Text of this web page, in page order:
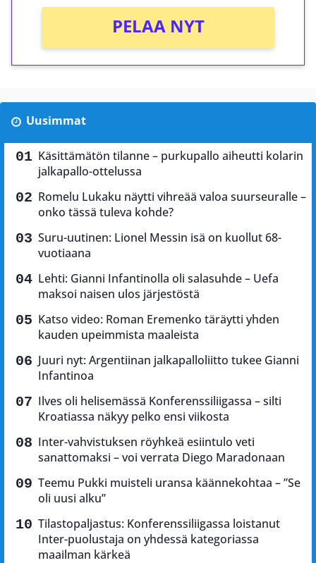
PELAA NYT
Uusimmat
Käsittämätön tilanne – purkupallo aiheutti kolarin
jalkapallo-ottelussa
Romelu Lukaku näytti vihreää valoa suurseuralle –
onko tässä tuleva kohde?
Suru-uutinen: Lionel Messin isä on kuollut 68-
vuotiaana
Lehti: Gianni Infantinolla oli salasuhde – Uefa
maksoi naisen ulos järjestöstä
Katso video: Roman Eremenko täräytti yhden
kauden upeimmista maaleista
Juuri nyt: Argentiinan jalkapalloliitto tukee Gianni
Infantinoa
Ilves oli helisemässä Konferenssiliigassa – silti
Kroatiassa näkyy pelko ensi viikosta
Inter-vahvistuksen röyhkeä esiintulo veti
sanattomaksi – voi verrata Diego Maradonaan
Teemu Pukki muisteli uransa käännekohtaa – ”Se
oli uusi alku”
Tilastopaljastus: Konferenssiliigassa loistanut
Inter-puolustaja on yhdessä kategoriassa
maailman kärkeä